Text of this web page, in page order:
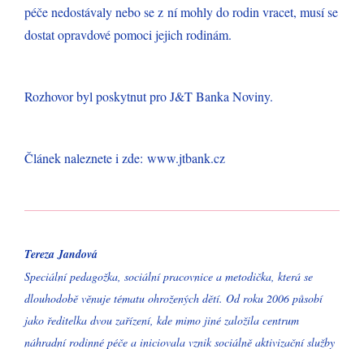
péče nedostávaly nebo se z ní mohly do rodin vracet, musí se
dostat opravdové pomoci jejich rodinám.
Rozhovor byl poskytnut pro J&T Banka Noviny.
Článek naleznete i zde: www.jtbank.cz
Tereza Jandová
Speciální pedagožka, sociální pracovnice a metodička, která se
dlouhodobě věnuje tématu ohrožených dětí. Od roku 2006 působí
jako ředitelka dvou zařízení, kde mimo jiné založila centrum
náhradní rodinné péče a iniciovala vznik sociálně aktivizační služby